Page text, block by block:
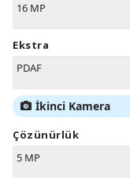
16 MP
Ekstra
PDAF
İkinci Kamera
Çözünürlük
5 MP